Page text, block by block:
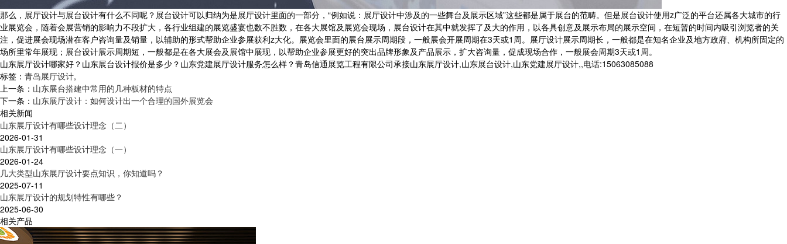
那么，展厅设计与展台设计有什么不同呢？展台设计可以归纳为是展厅设计里面的一部分，“例如说：展厅设计中涉及的一些舞台及展示区域”这些都是属于展台的范畴。但是展台设计使用z广泛的平台还属各大城市的行
业展览会，随着会展营销的影响力不段扩大，各行业组建的展览盛宴也数不胜数，在各大展馆及展览会现场，展台设计在其中就发挥了及大的作用，以各具创意及展示布局的展示空间，在短暂的时间内吸引浏览者的关
注，促进展会现场潜在客户咨询量及销量，以辅助的形式帮助企业参展获利z大化。展览会里面的展台展示周期段，一般展会开展周期在3天或1周。展厅设计展示周期长，一般都是在知名企业及地方政府、机构所固定的
场所里常年展现；展台设计展示周期短，一般都是在各大展会及展馆中展现，以帮助企业参展更好的突出品牌形象及产品展示，扩大咨询量，促成现场合作，一般展会周期3天或1周。
山东展厅设计哪家好？山东展台设计报价是多少？山东党建展厅设计服务怎么样？青岛信通展览工程有限公司承接山东展厅设计,山东展台设计,山东党建展厅设计,,电话:15063085088
标签： 青岛展厅设计,
上一条： 山东展台搭建中常用的几种板材的特点
下一条： 山东展厅设计：如何设计出一个合理的国外展览会
相关新闻
山东展厅设计有哪些设计理念（二）
2026-01-31
山东展厅设计有哪些设计理念（一）
2026-01-24
几大类型山东展厅设计要点知识，你知道吗？
2025-07-11
山东展厅设计的规划特性有哪些？
2025-06-30
相关产品